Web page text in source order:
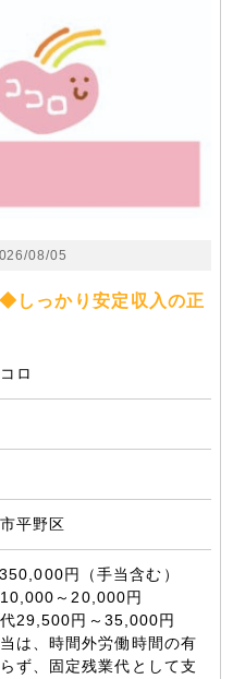
08/05
しっかり安定収入の正
ロ
平野区
円（手当含む）
10,000～20,000円
代29,500円～35,000円
は、時間外労働時間の有
ず、固定残業代として支